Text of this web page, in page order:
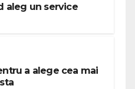
aleg un service
a alege cea mai